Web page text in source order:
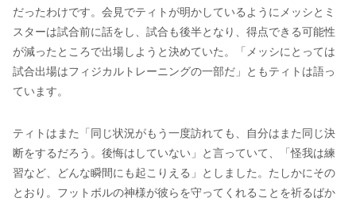
だったわけです。会見でティトが明かしているようにメッシとミ
スターは試合前に話をし、試合も後半となり、得点できる可能性
が減ったところで出場しようと決めていた。「メッシにとっては
試合出場はフィジカルトレーニングの一部だ」ともティトは語っ
ています。
ティトはまた「同じ状況がもう一度訪れても、自分はまた同じ決
断をするだろう。後悔はしていない」と言っていて、「怪我は練
習など、どんな瞬間にも起こりえる」としました。たしかにその
とおり。フットボルの神様が彼らを守ってくれることを祈るばか